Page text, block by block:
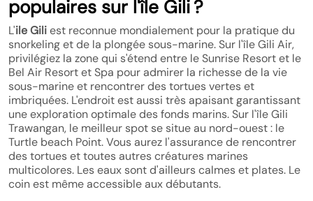
populaires sur l'île Gili ?
L'ile Giliest reconnue mondialement pour la pratique du
snorkeling et de la plongée sous-marine. Sur l'île Gili Air,
privilégiez la zone qui s'étend entre le Sunrise Resort et le
Bel Air Resort et Spa pour admirer la richesse de la vie
sous-marine et rencontrer des tortues vertes et
imbriquées. L'endroit est aussi très apaisant garantissant
une exploration optimale des fonds marins. Sur l'île Gili
Trawangan, le meilleur spot se situe au nord-ouest : le
Turtle beach Point. Vous aurez l'assurance de rencontrer
des tortues et toutes autres créatures marines
multicolores. Les eaux sont d'ailleurs calmes et plates. Le
coin est même accessible aux débutants.